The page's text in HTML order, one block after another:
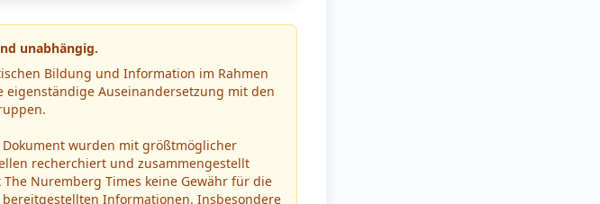
unabhängig.
Bildung und Information im Rahmen
eigenständige Auseinandersetzung mit den
wurden mit größtmöglicher
recherchiert und zusammengestellt
Nuremberg Times keine Gewähr für die
Informationen. Insbesondere